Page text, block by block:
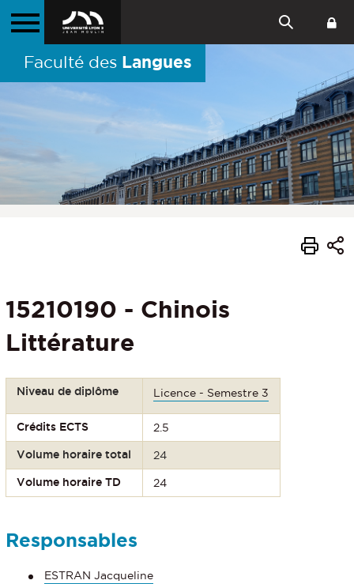
Faculté des Langues
15210190 - Chinois
Littérature
Niveau de diplôme Licence - Semestre 3
Crédits ECTS 2.5
Volume horaire total 24
Volume horaire TD 24
Responsables
ESTRAN Jacqueline